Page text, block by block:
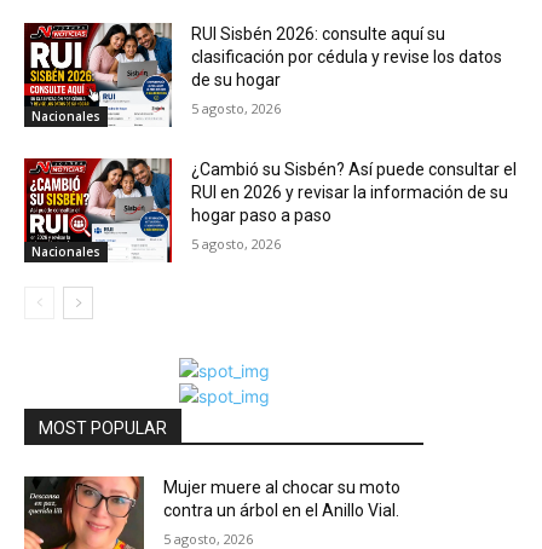
Nacionales
RUI Sisbén 2026: consulte aquí su
clasificación por cédula y revise los datos
de su hogar
5 agosto, 2026
Nacionales
¿Cambió su Sisbén? Así puede consultar el
RUI en 2026 y revisar la información de su
hogar paso a paso
5 agosto, 2026
MOST POPULAR
Mujer muere al chocar su moto
contra un árbol en el Anillo Vial.
5 agosto, 2026